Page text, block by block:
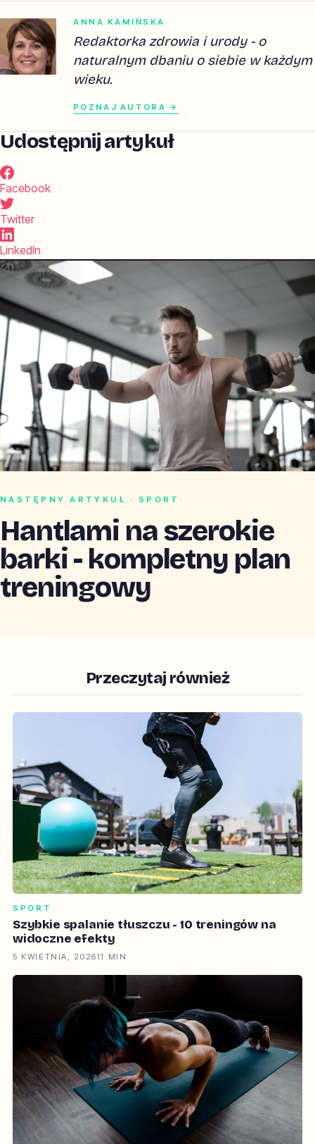
ANNA KAMIŃSKA
Redaktorka zdrowia i urody - o
naturalnym dbaniu o siebie w każdym
wieku.
POZNAJ AUTORA →
Udostępnij artykuł
Facebook
Twitter
LinkedIn
NASTĘPNY ARTYKUŁ · SPORT
Hantlami na szerokie
barki - kompletny plan
treningowy
Przeczytaj również
SPORT
Szybkie spalanie tłuszczu - 10 treningów na
widoczne efekty
5 KWIETNIA, 202611 MIN